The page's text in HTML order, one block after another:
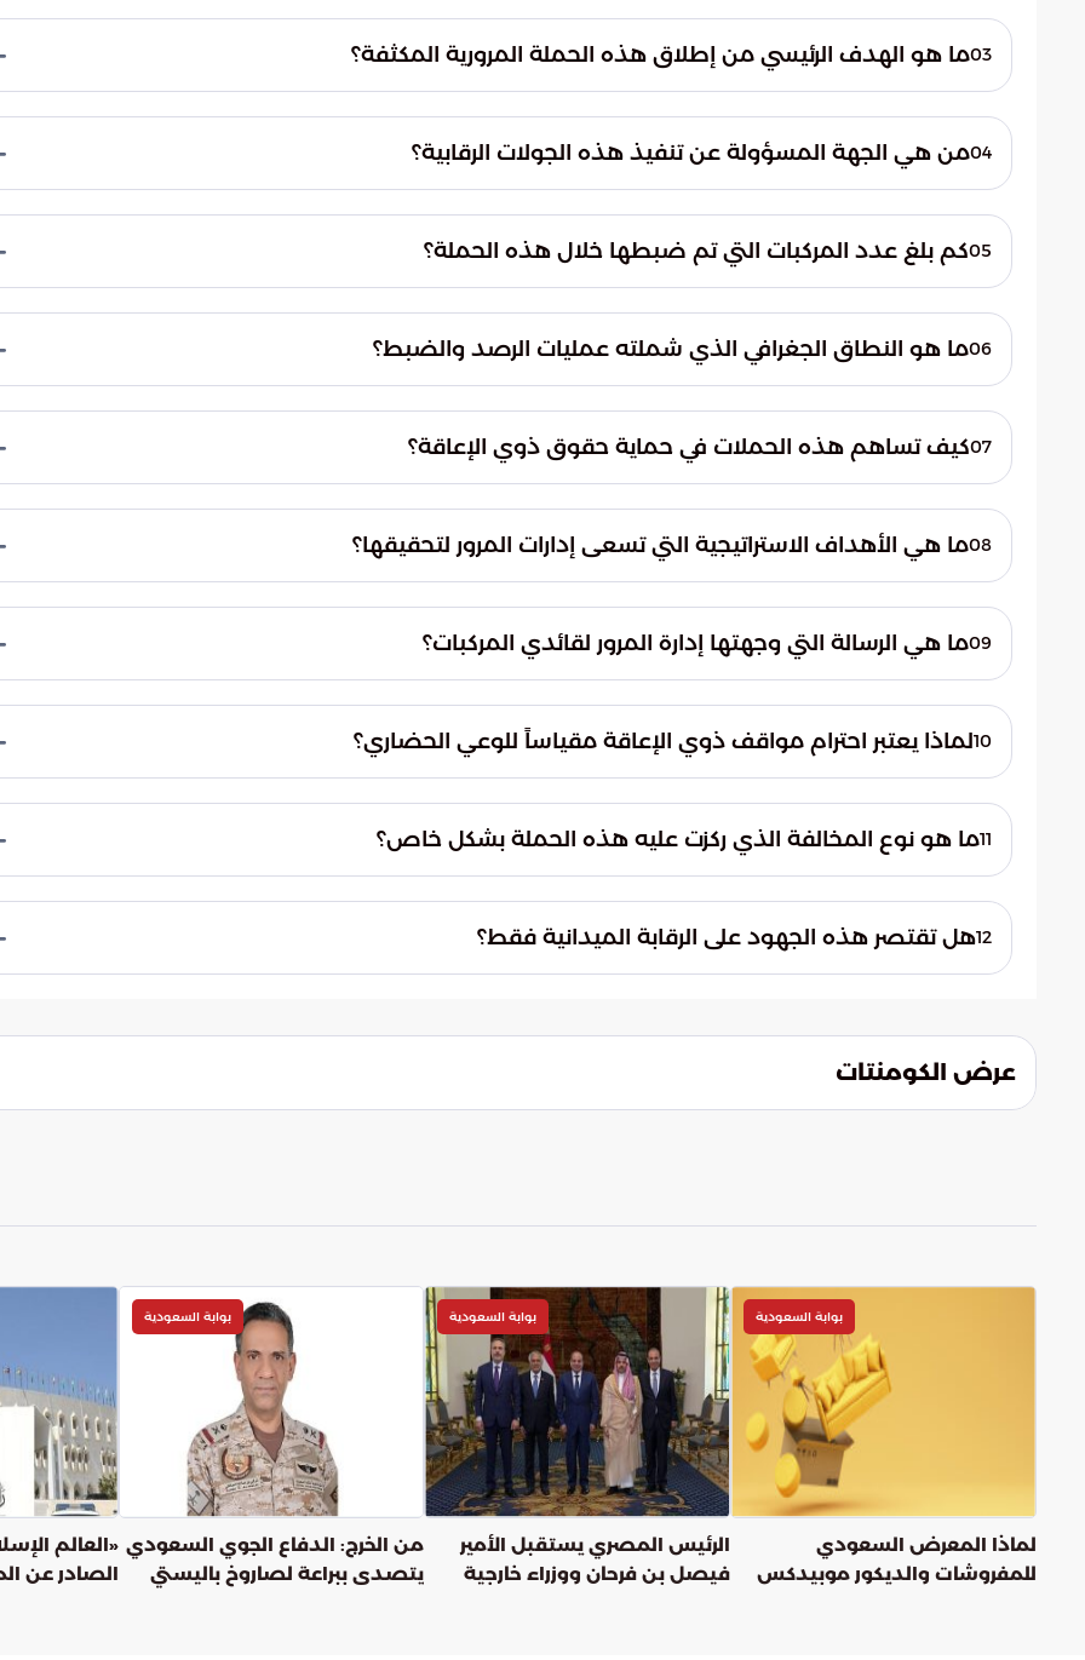
المملكة. شملت هذه المخالفات الوقوف غير القانوني في المساحات المخصصة لذوي الإعاقة، مما
يعكس جدية الجهات الأمنية في فرض النظام وحماية حقوق الجميع.
03ما هو الهدف الرئيسي من إطلاق هذه الحملة المرورية المكثفة؟
ذوي الإعاقة. تسعى الإدارة العامة للمرور من خلال هذه الإجراءات إلى تسهيل وصول هذه الفئة
الغالية إلى المرافق والخدمات الحيوية دون أي عوائق تذكر.
04من هي الجهة المسؤولة عن تنفيذ هذه الجولات الرقابية؟
الجولات الميدانية. وتقوم الفرق الميدانية التابعة لها بمراقبة المواقف العامة والخاصة لضمان
الالتزام التام بالأنظمة المرورية المتبعة.
05كم بلغ عدد المركبات التي تم ضبطها خلال هذه الحملة؟
اتخاذ الإجراءات النظامية بحق أصحاب هذه المركبات التي استغلت المواقف المخصصة لذوي الإعاقة
بشكل غير قانوني.
06ما هو النطاق الجغرافي الذي شملته عمليات الرصد والضبط؟
الرقابية في مختلف المدن والمحافظات لضمان تغطية شاملة ورصد كافة التجاوزات التي تؤثر على
انسيابية الحركة في المواقف المخصصة.
07كيف تساهم هذه الحملات في حماية حقوق ذوي الإعاقة؟
المواقف متاحة لمستحقيها فقط. كما تعمل على منع استغلال هذه المساحات من قبل الأفراد غير
المخولين، مما يحفظ كرامة وحقوق ذوي الإعاقة في التنقل.
08ما هي الأهداف الاستراتيجية التي تسعى إدارات المرور لتحقيقها؟
وتشمل الأهداف تعزيز الوعي المجتمعي، وضمان انسيابية حركة السير، وتطبيق العقوبات المقررة في
نظام المرور على كل من يتجاوز الأنظمة والتعليمات.
09ما هي الرسالة التي وجهتها إدارة المرور لقائدي المركبات؟
بالأنظمة. وشددت على ضرورة تجنب السلوكيات الخاطئة التي قد تتسبب في تعطيل الآخرين أو
إحراجهم، مؤكدة أن الالتزام هو دليل الوعي الحضاري.
10لماذا يعتبر احترام مواقف ذوي الإعاقة مقياساً للوعي الحضاري؟
فالسلوك المنضبط في الطريق يعبر عن احترام النظام وتقدير احتياجات الآخرين، وهو ما تسعى الحملة
لترسيخه كقيمة مجتمعية ثابتة ودائمة.
11ما هو نوع المخالفة الذي ركزت عليه هذه الحملة بشكل خاص؟
الإعاقة. وهي مخالفة صريحة لنظام المرور تستوجب العقوبة، نظراً لما تسببه من ضرر مباشر وتعطيل
لمصالح الأشخاص ذوي الإعاقة.
12هل تقتصر هذه الجهود على الرقابة الميدانية فقط؟
الرقابة أو الغرامات المالية المترتبة على المخالفة.
عرض الكومنتات
بوابة السعودية
لماذا المعرض السعودي
للمفروشات والديكور موبيدكس
بوابة السعودية
الرئيس المصري يستقبل الأمير
فيصل بن فرحان ووزراء خارجية
بوابة السعودية
من الخرج: الدفاع الجوي السعودي
يتصدى ببراعة لصاروخ باليستي
«العالم
الصادر عن